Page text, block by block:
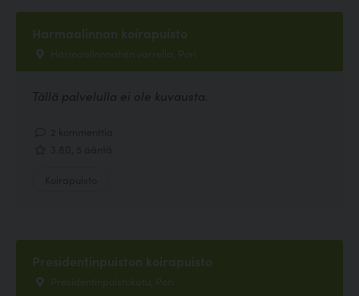
Harmaalinnan koirapuisto
Harmaalinnnatien varrella, Pori
Tällä palvelulla ei ole kuvausta.
Presidentinpuiston koirapuisto
Presidentinpuistokatu, Pori